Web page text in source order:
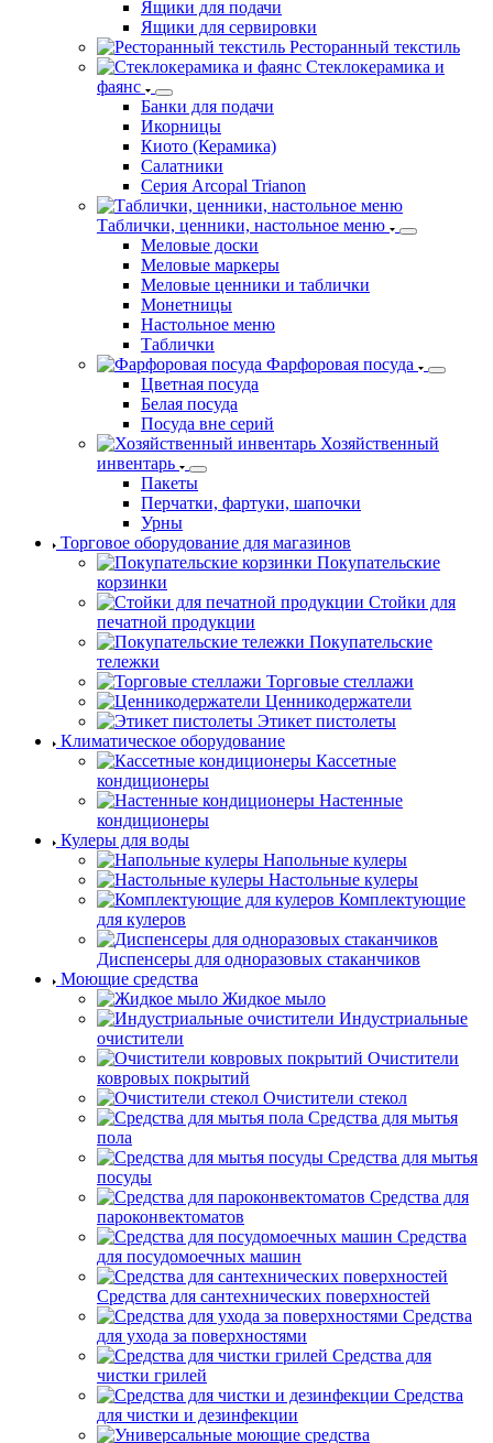
Ящики для подачи
Ящики для сервировки
Ресторанный текстиль
Стеклокерамика и
фаянс
Банки для подачи
Икорницы
Киото (Керамика)
Салатники
Серия Arcopal Trianon
Таблички, ценники, настольное меню
Меловые доски
Меловые маркеры
Меловые ценники и таблички
Монетницы
Настольное меню
Таблички
Фарфоровая посуда
Цветная посуда
Белая посуда
Посуда вне серий
Хозяйственный
инвентарь
Пакеты
Перчатки, фартуки, шапочки
Урны
Торговое оборудование для магазинов
Покупательские
корзинки
Стойки для
печатной продукции
Покупательские
тележки
Торговые стеллажи
Ценникодержатели
Этикет пистолеты
Климатическое оборудование
Кассетные
кондиционеры
Настенные
кондиционеры
Кулеры для воды
Напольные кулеры
Настольные кулеры
Комплектующие
для кулеров
Диспенсеры для одноразовых стаканчиков
Моющие средства
Жидкое мыло
Индустриальные
очистители
Очистители
ковровых покрытий
Очистители стекол
Средства для мытья
пола
Средства для мытья
посуды
Средства для
пароконвектоматов
Средства
для посудомоечных машин
Средства для сантехнических поверхностей
Средства
для ухода за поверхностями
Средства для
чистки грилей
Средства
для чистки и дезинфекции